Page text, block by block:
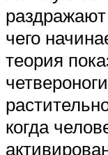
чего
теория
когда